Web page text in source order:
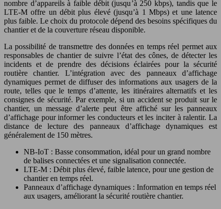
nombre d’appareils à faible débit (jusqu’à 250 kbps), tandis que le
LTE-M offre un débit plus élevé (jusqu’à 1 Mbps) et une latence
plus faible. Le choix du protocole dépend des besoins spécifiques du
chantier et de la couverture réseau disponible.
La possibilité de transmettre des données en temps réel permet aux
responsables de chantier de suivre l’état des cônes, de détecter les
incidents et de prendre des décisions éclairées pour la sécurité
routière chantier. L’intégration avec des panneaux d’affichage
dynamiques permet de diffuser des informations aux usagers de la
route, telles que le temps d’attente, les itinéraires alternatifs et les
consignes de sécurité. Par exemple, si un accident se produit sur le
chantier, un message d’alerte peut être affiché sur les panneaux
d’affichage pour informer les conducteurs et les inciter à ralentir. La
distance de lecture des panneaux d’affichage dynamiques est
généralement de 150 mètres.
NB-IoT : Basse consommation, idéal pour un grand nombre
de balises connectées et une signalisation connectée.
LTE-M : Débit plus élevé, faible latence, pour une gestion de
chantier en temps réel.
Panneaux d’affichage dynamiques : Information en temps réel
aux usagers, améliorant la sécurité routière chantier.